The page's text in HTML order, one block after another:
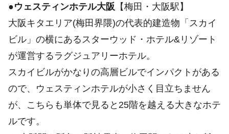
●ウェスティンホテル大阪 【梅田・大阪駅】
大阪キタエリア(梅田界隈)の代表的建造物「スカイ
ビル」の横にあるスターウッド・ホテル&リゾート
が運営するラグジュアリーホテル。
スカイビルがかなりの高層ビルでインパクトがある
ので、ウェスティンホテルが小さく目立ちません
が、こちらも単体で見ると25階を越える大きなホテ
ルです。